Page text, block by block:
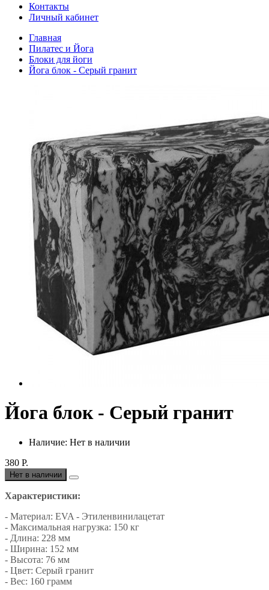
Контакты
Личный кабинет
Главная
Пилатес и Йога
Блоки для йоги
Йога блок - Серый гранит
Йога блок - Серый гранит
Наличие: Нет в наличии
380 Р.
Нет в наличии
Характеристики:
- Материал: EVA - Этиленвинилацетат
- Максимальная нагрузка: 150 кг
- Длина: 228 мм
- Ширина: 152 мм
- Высота: 76 мм
- Цвет: Серый гранит
- Вес: 160 грамм